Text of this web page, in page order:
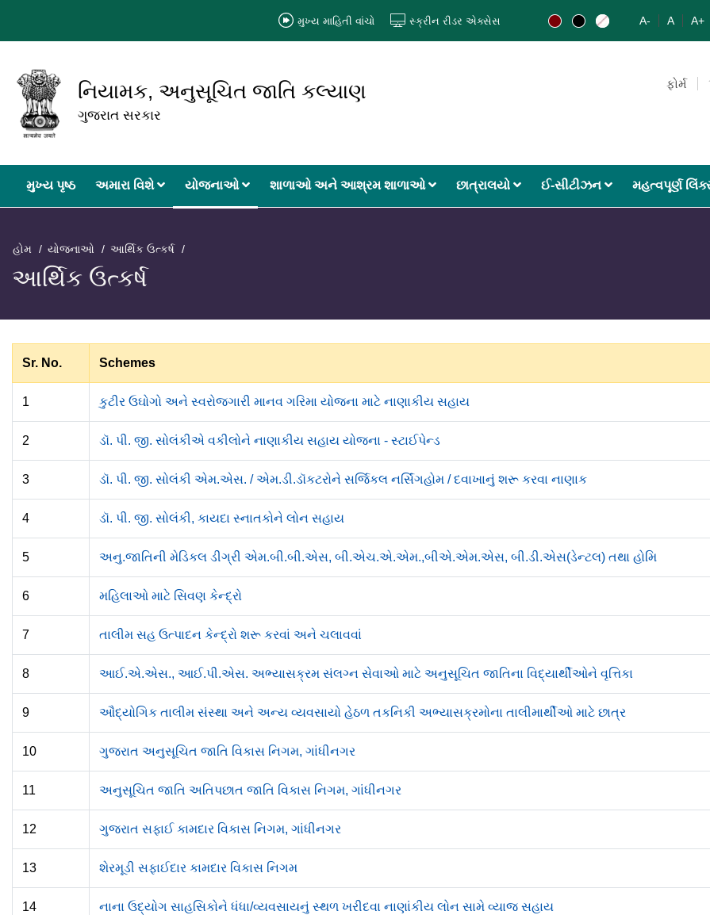
મુખ્ય માહિતી વાંચો સ્ક્રીન રીડર એક્સેસ A- A A+
નિયામક, અનુસૂચિત જાતિ કલ્યાણ
ગુજરાત સરકાર
ફોર્મ
મુખ્‍ય પૃષ્ઠ અમારા વિશે યોજનાઓ શાળાઓ અને આશ્રમ શાળાઓ છાત્રાલયો ઈ-સીટીઝન મહત્વપૂર્ણ
હોમ યોજનાઓ આર્થિક ઉત્કર્ષ
આર્થિક ઉત્કર્ષ
Sr. No. Schemes
1 કુટીર ઉઘોગો અને સ્વરોજગારી માનવ ગરિમા યોજના માટે નાણાકીય સહાય
2 ડૉ. પી. જી. સોલંકીએ વકીલોને નાણાકીય સહાય યોજના - સ્ટાઈપેન્ડ
3 ડૉ. પી. જી. સોલંકી એમ.એસ. / એમ.ડી.ડૉકટરોને સર્જિકલ નર્સિંગહોમ / દવાખાનું શરૂ કરવા નાણાક
4 ડૉ. પી. જી. સોલંકી, કાયદા સ્નાતકોને લોન સહાય
5 અનુ.જાતિની મેડિકલ ડીગ્રી એમ.બી.બી.એસ, બી.એચ.એ.એમ.,બીએ.એમ.એસ, બી.ડી.એસ(ડેન્ટલ) તથા હોમિ
6 મહિલાઓ માટે સિવણ કેન્દ્રો
7 તાલીમ સહ ઉત્પાદન કેન્દ્રો શરૂ કરવાં અને ચલાવવાં
8 આઈ.એ.એસ., આઈ.પી.એસ. અભ્યાસક્રમ સંલગ્ન સેવાઓ માટે અનુસૂચિત જાતિના વિદ્યાર્થીઓને વૃત્તિકા
9 ઔદ્યોગિક તાલીમ સંસ્થા અને અન્ય વ્યવસાયો હેઠળ તકનિકી અભ્યાસક્રમોના તાલીમાર્થીઓ માટે છાત્ર
10 ગુજરાત અનુસૂચિત જાતિ વિકાસ નિગમ, ગાંધીનગર
11 અનુસૂચિત જાતિ અતિપછાત જાતિ વિકાસ નિગમ, ગાંધીનગર
12 ગુજરાત સફાઈ કામદાર વિકાસ નિગમ, ગાંધીનગર
13 શેરમૂડી સફાઈદાર કામદાર વિકાસ નિગમ
14 નાના ઉદ્યોગ સાહસિકોને ધંધા/વ્યવસાયનું સ્થળ ખરીદવા નાણાંકીય લોન સામે વ્યાજ સહાય